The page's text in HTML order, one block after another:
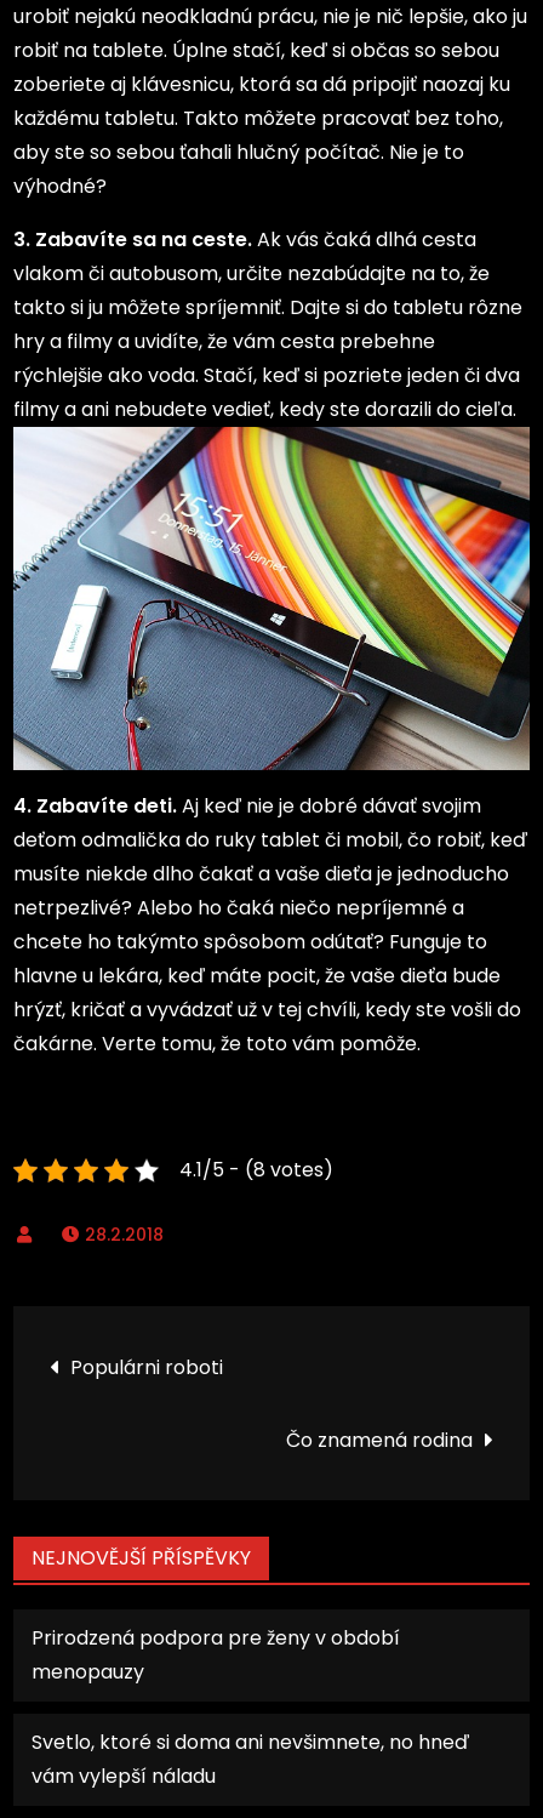
urobiť nejakú neodkladnú prácu, nie je nič lepšie, ako ju
robiť na tablete. Úplne stačí, keď si občas so sebou
zoberiete aj klávesnicu, ktorá sa dá pripojiť naozaj ku
každému tabletu. Takto môžete pracovať bez toho,
aby ste so sebou ťahali hlučný počítač. Nie je to
výhodné?
3. Zabavíte sa na ceste.Ak vás čaká dlhá cesta
vlakom či autobusom, určite nezabúdajte na to, že
takto si ju môžete spríjemniť. Dajte si do tabletu rôzne
hry a filmy a uvidíte, že vám cesta prebehne
rýchlejšie ako voda. Stačí, keď si pozriete jeden či dva
filmy a ani nebudete vedieť, kedy ste dorazili do cieľa.
4. Zabavíte deti.Aj keď nie je dobré dávať svojim
deťom odmalička do ruky tablet či mobil, čo robiť, keď
musíte niekde dlho čakať a vaše dieťa je jednoducho
netrpezlivé? Alebo ho čaká niečo nepríjemné a
chcete ho takýmto spôsobom odútať? Funguje to
hlavne u lekára, keď máte pocit, že vaše dieťa bude
hrýzť, kričať a vyvádzať už v tej chvíli, kedy ste vošli do
čakárne. Verte tomu, že toto vám pomôže.
4.1/5 - (8 votes)
28.2.2018
Navigace
Populárni roboti
Čo znamená rodina
NEJNOVĚJŠÍ PŘÍSPĚVKY
Prirodzená podpora pre ženy v období
menopauzy
Svetlo, ktoré si doma ani nevšimnete, no hneď
vám vylepší náladu